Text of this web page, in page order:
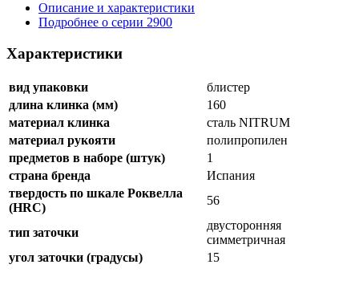
Описание и характеристики
Подробнее о серии 2900
Характеристики
вид упаковки
блистер
длина клинка (мм)
160
материал клинка
сталь NITRUM
материал рукояти
полипропилен
предметов в наборе (штук)
1
страна бренда
Испания
твердость по шкале Роквелла
(HRC)
56
тип заточки
двусторонняя
симметричная
угол заточки (градусы)
15